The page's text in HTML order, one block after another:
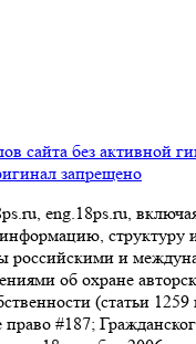
сайта без активной
запрещено
eng.18ps.ru,
структуру
российскими и
об охране
(статьи
#187;